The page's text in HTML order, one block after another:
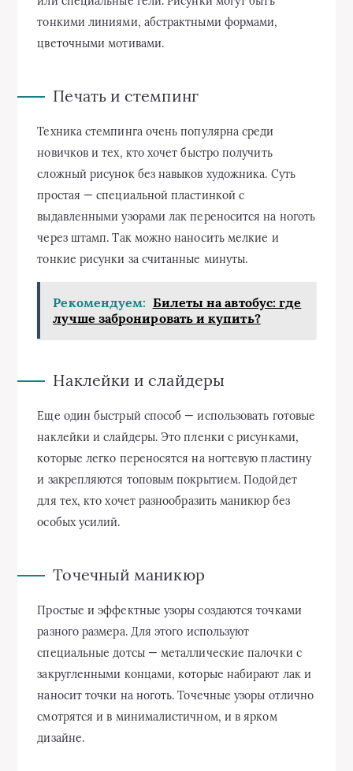
тонкими линиями, абстрактными формами,
цветочными мотивами.
Печать и стемпинг
Техника стемпинга очень популярна среди
новичков и тех, кто хочет быстро получить
сложный рисунок без навыков художника. Суть
простая — специальной пластинкой с
выдавленными узорами лак переносится на ноготь
через штамп. Так можно наносить мелкие и
тонкие рисунки за считанные минуты.
Рекомендуем: Билеты на автобус: где
лучше забронировать и купить?
Наклейки и слайдеры
Еще один быстрый способ — использовать готовые
наклейки и слайдеры. Это пленки с рисунками,
которые легко переносятся на ногтевую пластину
и закрепляются топовым покрытием. Подойдет
для тех, кто хочет разнообразить маникюр без
особых усилий.
Точечный маникюр
Простые и эффектные узоры создаются точками
разного размера. Для этого используют
специальные дотсы — металлические палочки с
закругленными концами, которые набирают лак и
наносит точки на ноготь. Точечные узоры отлично
смотрятся и в минималистичном, и в ярком
дизайне.